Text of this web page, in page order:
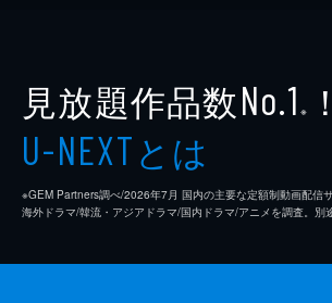
見放題作品数No.1 ※ ！
U-NEXTとは
※GEM Partners調べ/2026年7⽉ 国内の主要な定額制動画配信
海外ドラマ/韓流・アジアドラマ/国内ドラマ/アニメを調査。別